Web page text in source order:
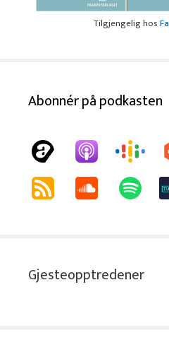
Tilgjengelig hos
Abonnér på podkasten
Gjesteopptredener